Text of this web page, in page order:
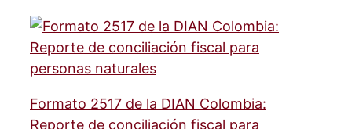
Formato 2517 de la DIAN Colombia:
Reporte de conciliación fiscal para